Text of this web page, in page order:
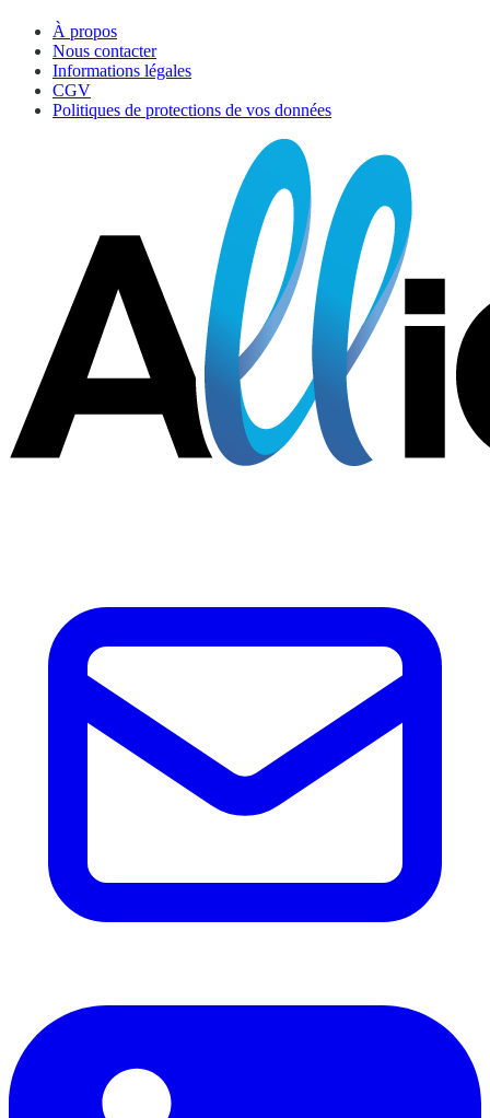
À propos
Nous contacter
Informations légales
CGV
Politiques de protections de vos données